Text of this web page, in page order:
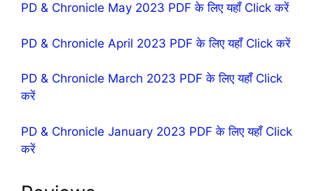
PD & Chronicle May 2023 PDF के लिए यहॉं Click करें
PD & Chronicle April 2023 PDF के लिए यहॉं Click करें
PD & Chronicle March 2023 PDF के लिए यहॉं Click
करें
PD & Chronicle January 2023 PDF के लिए यहॉं Click
करें